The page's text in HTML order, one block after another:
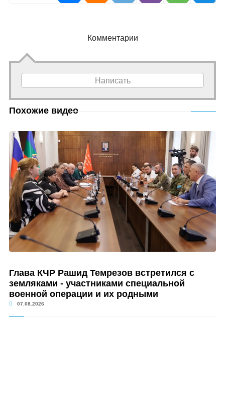
Комментарии
Написать
Похожие видео
Глава КЧР Рашид Темрезов встретился с
земляками - участниками специальной
военной операции и их родными
07.08.2026